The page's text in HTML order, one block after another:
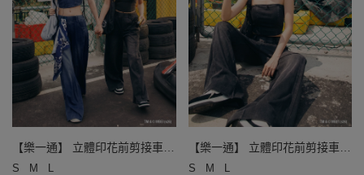
【樂一通】 立體印花前剪接車線
腰鬆緊輕薄牛仔寬褲
S M L
【樂一通】 立體印花前剪接車線
腰鬆緊輕薄牛仔寬褲
S M L